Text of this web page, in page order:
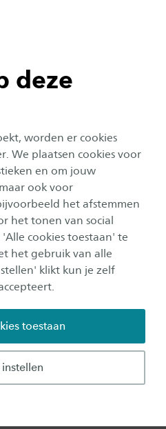
deze
worden er cookies
We plaatsen cookies voor
en om jouw
ook voor
het afstemmen
het tonen van social
cookies toestaan' te
het gebruik van alle
klikt kun je zelf
toestaan
de impact van
de armste landen
Het dertiende
de Verenigde Naties
van jaarlijks 100 miljard
om de
rampen op te
met
te creëren en het
in nationaal beleid.
streven naar een
en geven ons bij Saxion